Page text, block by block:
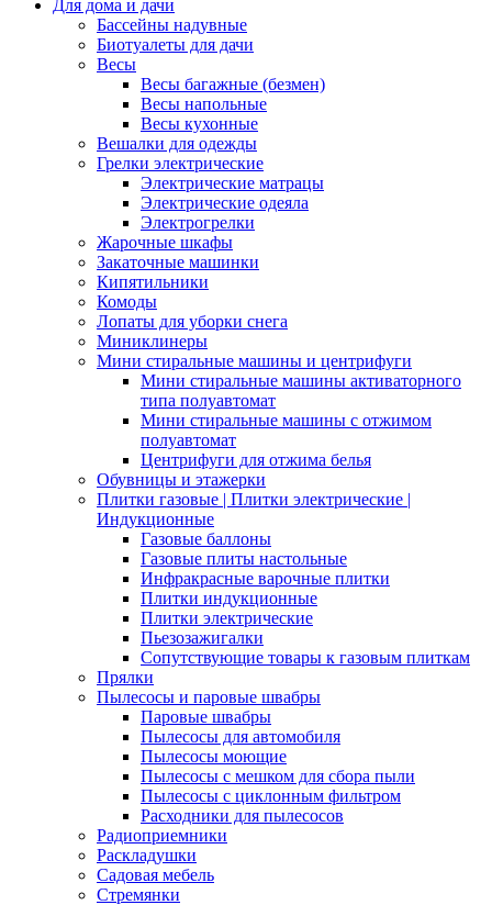
Для дома и дачи
Бассейны надувные
Биотуалеты для дачи
Весы
Весы багажные (безмен)
Весы напольные
Весы кухонные
Вешалки для одежды
Грелки электрические
Электрические матрацы
Электрические одеяла
Электрогрелки
Жарочные шкафы
Закаточные машинки
Кипятильники
Комоды
Лопаты для уборки снега
Миниклинеры
Мини стиральные машины и центрифуги
Мини стиральные машины активаторного
типа полуавтомат
Мини стиральные машины с отжимом
полуавтомат
Центрифуги для отжима белья
Обувницы и этажерки
Плитки газовые | Плитки электрические |
Индукционные
Газовые баллоны
Газовые плиты настольные
Инфракрасные варочные плитки
Плитки индукционные
Плитки электрические
Пьезозажигалки
Сопутствующие товары к газовым плиткам
Прялки
Пылесосы и паровые швабры
Паровые швабры
Пылесосы для автомобиля
Пылесосы моющие
Пылесосы с мешком для сбора пыли
Пылесосы с циклонным фильтром
Расходники для пылесосов
Радиоприемники
Раскладушки
Садовая мебель
Стремянки